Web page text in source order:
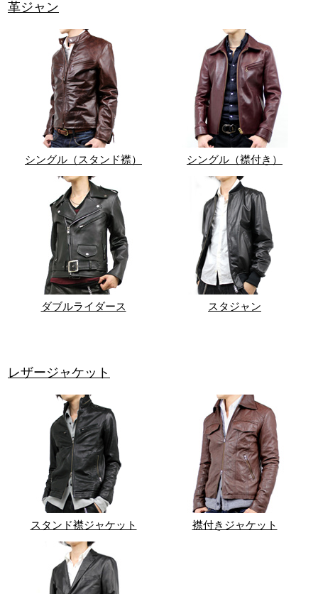
革ジャン
シングル（スタンド襟） シングル（襟付き）
ダブルライダース スタジャン
レザージャケット
スタンド襟ジャケット 襟付きジャケット